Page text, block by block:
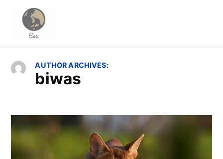
AUTHOR ARCHIVES:
biwas